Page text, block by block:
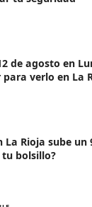
de agosto en
verlo en La
La Rioja sube un
bolsillo?